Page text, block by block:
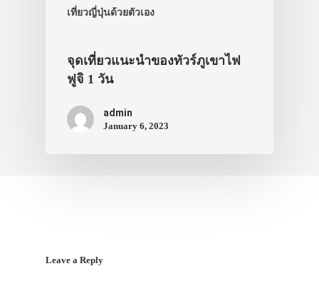
เที่ยวญี่ปุ่นด้วยตัวเอง
จุดเที่ยวแนะนำของทัวร์ภูเขาไฟ
ฟูจิ 1 วัน
admin
January 6, 2023
Leave a Reply